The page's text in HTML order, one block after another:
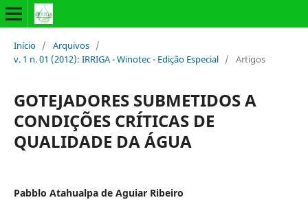
Início / Arquivos /
v. 1 n. 01 (2012): IRRIGA - Winotec - Edição Especial / Artigos
GOTEJADORES SUBMETIDOS A
CONDIÇÕES CRÍTICAS DE
QUALIDADE DA ÁGUA
Pabblo Atahualpa de Aguiar Ribeiro